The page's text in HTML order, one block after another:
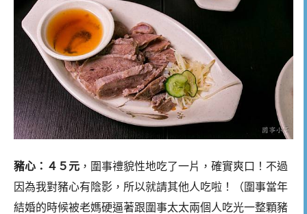
豬心：４５元 ，圍事禮貌性地吃了一片，確實爽口！不過
因為我對豬心有陰影，所以就請其他人吃啦！（圍事當年
結婚的時候被老媽硬逼著跟圍事太太兩個人吃光一整顆豬